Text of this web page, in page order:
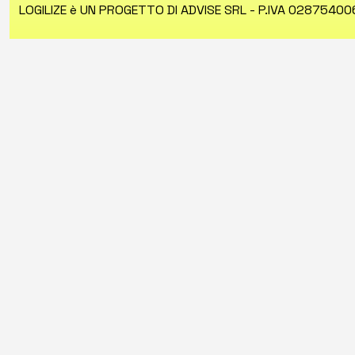
LOGILIZE è UN PROGETTO DI ADVISE SRL - P.IVA